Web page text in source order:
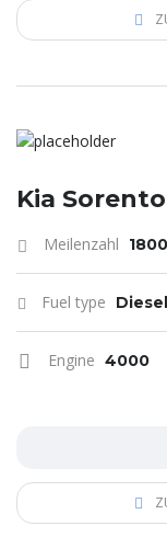
Kia Sorento
Meilenzahl
Fuel type Diesel
Engine 4000